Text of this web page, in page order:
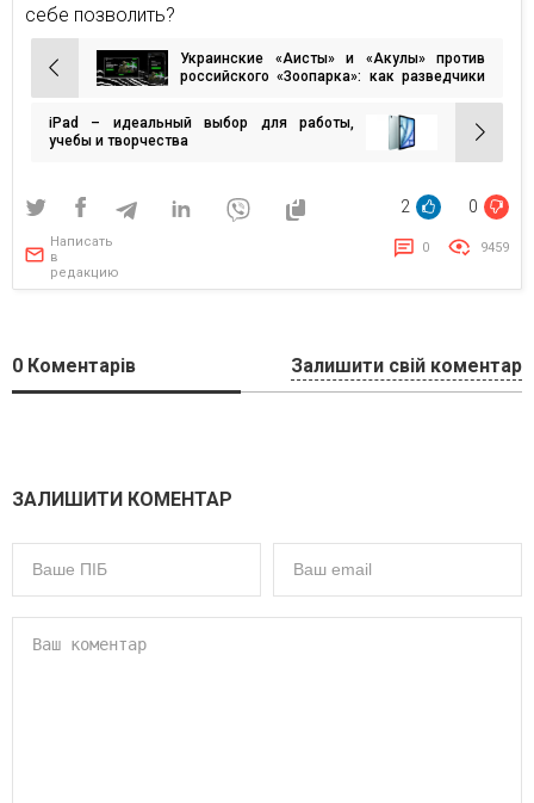
себе позволить?
Навигация
по
записям
Украинские «Аисты» и «Акулы» против
российского «Зоопарка»: как разведчики
стратегические цели противника
iPad – идеальный выбор для работы,
учебы и творчества
2 0
Написать
в
редакцию
0 9459
0 Коментарів Залишити свій коментар
ЗАЛИШИТИ КОМЕНТАР